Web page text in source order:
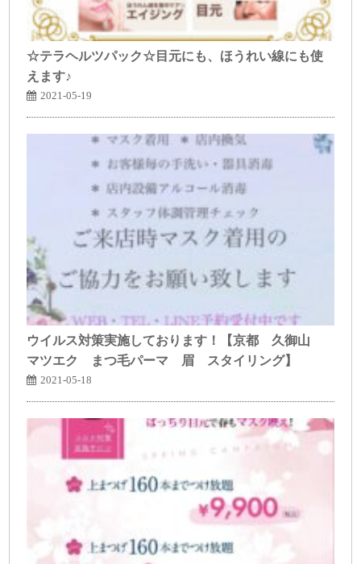
☆テラヘルツパック☆目元にも、ほうれい線にも使
えます♪
2021-05-19
ウイルス対策実施しております！【京都 久御山
マツエク まつ毛パーマ 眉 スタイリング】
2021-05-18